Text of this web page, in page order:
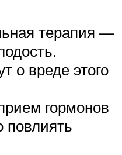
терапия —
о вреде этого
гормонов
повлиять